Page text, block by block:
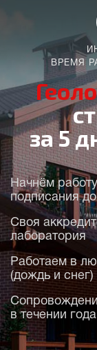
ВРЕМЯ
за 5
Начнём
подписания
Своя
лаборатория
Работаем в
(дождь и снег)
в течении